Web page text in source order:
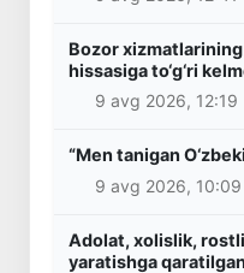
Bozor
hissasiga to‘g‘ri
9 avg 2026, 12:19
“Men tanigan
9 avg 2026, 10:09
Adolat, xolislik,
yaratishga